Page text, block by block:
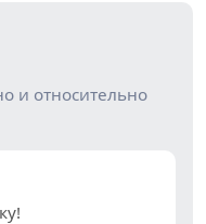
и относительно